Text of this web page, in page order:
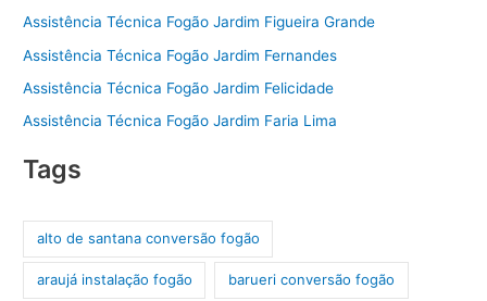
Assistência Técnica Fogão Jardim Figueira Grande
Assistência Técnica Fogão Jardim Fernandes
Assistência Técnica Fogão Jardim Felicidade
Assistência Técnica Fogão Jardim Faria Lima
Tags
alto de santana conversão fogão
araujá instalação fogão barueri conversão fogão